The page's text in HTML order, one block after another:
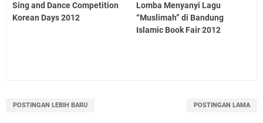
Sing and Dance Competition
Korean Days 2012
Lomba Menyanyi Lagu
“Muslimah” di Bandung
Islamic Book Fair 2012
POSTINGAN LEBIH BARU POSTINGAN LAMA